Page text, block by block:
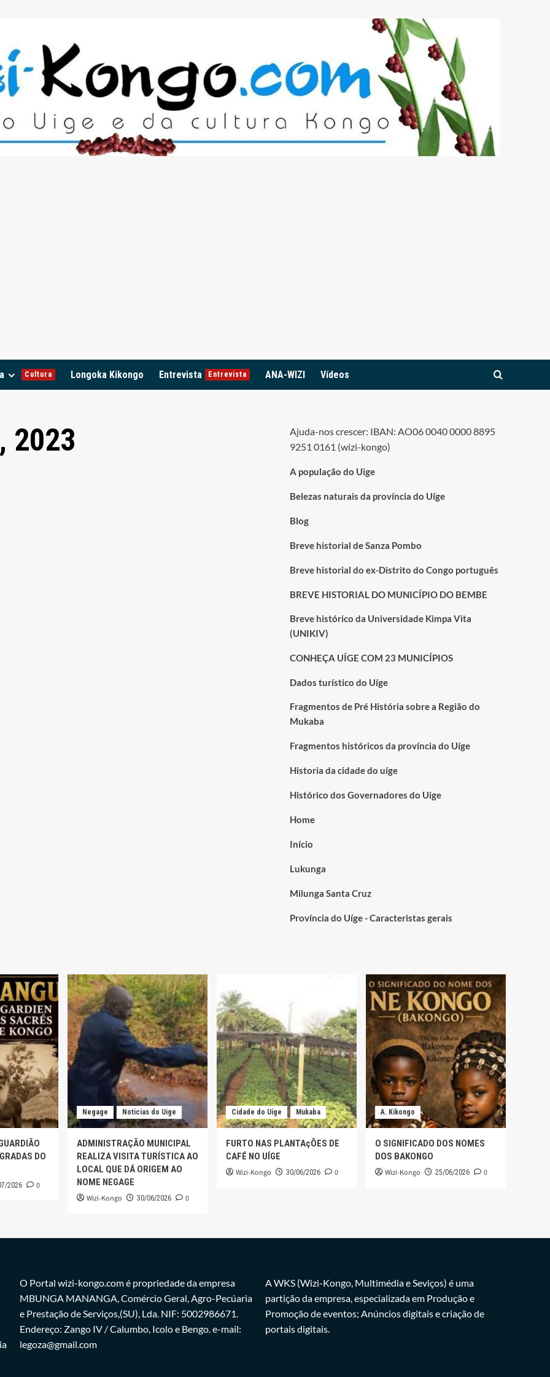
Cultura Longoka Kikongo Entrevista Entrevista ANA-WIZI Vídeos
2023
Ajuda-nos crescer: IBAN: AO06 0040 0000 8895
9251 0161 (wizi-kongo)
A população do Uige
Belezas naturais da província do Uíge
Blog
Breve historial de Sanza Pombo
Breve historial do ex-Distrito do Congo português
BREVE HISTORIAL DO MUNICÍPIO DO BEMBE
Breve histórico da Universidade Kimpa Vita
(UNIKIV)
CONHEÇA UÍGE COM 23 MUNICÍPIOS
Dados turístico do Uíge
Fragmentos de Pré História sobre a Região do
Mukaba
Fragmentos históricos da província do Uíge
Historia da cidade do uíge
Histórico dos Governadores do Uige
Home
Início
Lukunga
Milunga Santa Cruz
Província do Uíge - Caracteristas gerais
DO
2026 0
Negage Noticias do Uige
ADMINISTRAÇÃO MUNICIPAL
REALIZA VISITA TURÍSTICA AO
LOCAL QUE DÁ ORIGEM AO
NOME NEGAGE
Wizi-Kongo 30/06/2026 0
Cidade do Uíge Mukaba
FURTO NAS PLANTAçÕES DE
CAFÉ NO UÍGE
Wizi-Kongo 30/06/2026 0
A. Kikongo
O SIGNIFICADO DOS NOMES
DOS BAKONGO
Wizi-Kongo 25/06/2026 0
O Portal wizi-kongo.com é propriedade da empresa
MBUNGA MANANGA, Comércio Geral, Agro-Pecúaria
e Prestação de Serviços,(SU), Lda. NIF: 5002986671.
Endereço: Zango IV / Calumbo, Icolo e Bengo. e-mail:
legoza@gmail.com
A WKS (Wizi-Kongo, Multimédia e Seviços) é uma
partição da empresa, especializada em Produção e
Promoção de eventos; Anúncios digitais e criação de
portais digitais.